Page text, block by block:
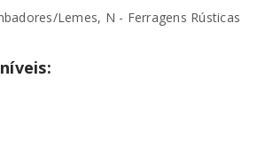
Lemes, N - Ferragens Rústicas